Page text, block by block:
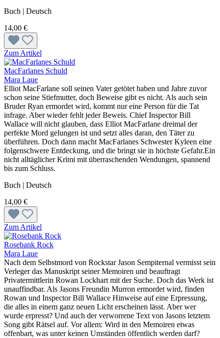
Buch | Deutsch
14,00 €
Zum Artikel
MacFarlanes Schuld
Mara Laue
Elliot MacFarlane soll seinen Vater getötet haben und Jahre zuvor
schon seine Stiefmutter, doch Beweise gibt es nicht. Als auch sein
Bruder Ryan ermordet wird, kommt nur eine Person für die Tat
infrage. Aber wieder fehlt jeder Beweis. Chief Inspector Bill
Wallace will nicht glauben, dass Elliot MacFarlane dreimal der
perfekte Mord gelungen ist und setzt alles daran, den Täter zu
überführen. Doch dann macht MacFarlanes Schwester Kyleen eine
folgenschwere Entdeckung, und die bringt sie in höchste Gefahr.Ein
nicht alltäglicher Krimi mit überraschenden Wendungen, spannend
bis zum Schluss.
Buch | Deutsch
14,00 €
Zum Artikel
Rosebank Rock
Mara Laue
Nach dem Selbstmord von Rockstar Jason Sempiternal vermisst sein
Verleger das Manuskript seiner Memoiren und beauftragt
Privatermittlerin Rowan Lockhart mit der Suche. Doch das Werk ist
unauffindbar. Als Jasons Freundin Murron ermordet wird, finden
Rowan und Inspector Bill Wallace Hinweise auf eine Erpressung,
die alles in einem ganz neuen Licht erscheinen lässt. Aber wer
wurde erpresst? Und auch der verworrene Text von Jasons letztem
Song gibt Rätsel auf. Vor allem: Wird in den Memoiren etwas
offenbart, was unter keinen Umständen öffentlich werden darf?